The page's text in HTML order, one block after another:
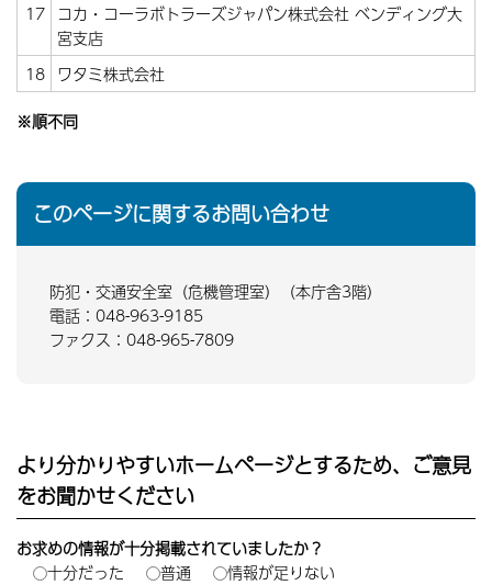
17 コカ・コーラボトラーズジャパン株式会社 ベンディング大
宮支店
18 ワタミ株式会社
※順不同
このページに関するお問い合わせ
防犯・交通安全室（危機管理室）（本庁舎3階）
電話：048-963-9185
ファクス：048-965-7809
より分かりやすいホームページとするため、ご意見
をお聞かせください
お求めの情報が十分掲載されていましたか？
十分だった
普通
情報が足りない